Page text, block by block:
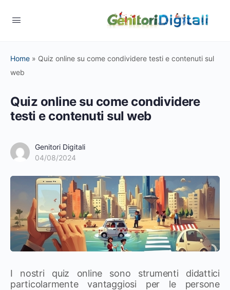
Home » Quiz online su come condividere testi e contenuti sul
web
Quiz online su come condividere
testi e contenuti sul web
Genitori Digitali
04/08/2024
I nostri quiz online sono strumenti didattici
particolarmente vantaggiosi per le persone